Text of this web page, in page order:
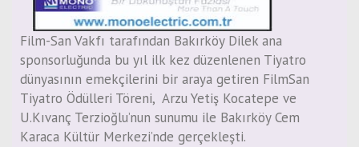
Film-San Vakfı tarafından Bakırköy Dilek ana
sponsorluğunda bu yıl ilk kez düzenlenen Tiyatro
dünyasının emekçilerini bir araya getiren FilmSan
Tiyatro Ödülleri Töreni, Arzu Yetiş Kocatepe ve
U.Kıvanç Terzioğlu’nun sunumu ile Bakırköy Cem
Karaca Kültür Merkezi’nde gerçekleşti.